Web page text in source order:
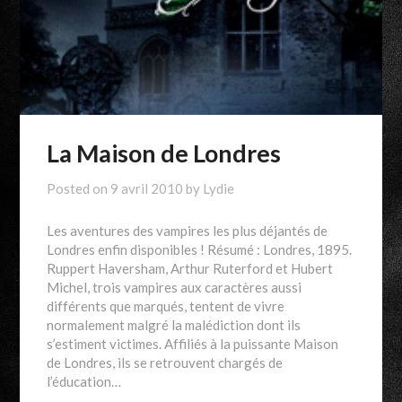
La Maison de Londres
Posted on 9 avril 2010 by Lydie
Les aventures des vampires les plus déjantés de
Londres enfin disponibles ! Résumé : Londres, 1895.
Ruppert Haversham, Arthur Ruterford et Hubert
Michel, trois vampires aux caractères aussi
différents que marqués, tentent de vivre
normalement malgré la malédiction dont ils
s’estiment victimes. Affiliés à la puissante Maison
de Londres, ils se retrouvent chargés de
l’éducation…